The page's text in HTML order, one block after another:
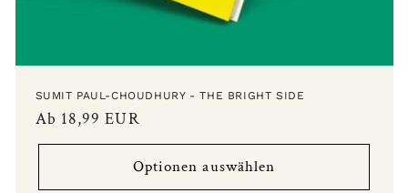
SUMIT PAUL-CHOUDHURY - THE BRIGHT SIDE
Normaler
Preis
Ab 18,99 EUR
Optionen auswählen